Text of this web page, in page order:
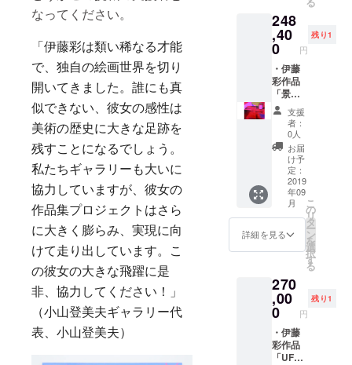
なってください。
「伊藤彩は類い稀なる才能
で、独自の絵画世界を切り
開いてきました。誰にも真
似できない、彼女の感性は
美術の歴史に大きな足跡を
残すことになるでしょう。
私たちギャラリーも大いに
協力していますが、彼女の
作品集プロジェクトはさら
に大きく膨らみ、実現に向
けて走り出しています。こ
の彼女の大きな飛躍に是
非、協力してください！」
（小山登美夫ギャラリー代
表、小山登美夫）
そのま
んまゼ
リーに
した、
自信を
もって
ご提供
できる
商品で
す。 ＊
みかん/
きよみ/
あまな
つ/はっ
さく/だ
いだい/
（各２
個）
の中で
あらゆ
る境界
線を越
えてい
きた
い。偶
然が必
然だと
して
も、好
奇心が
照らす
新しい
道を進
み続け
る。my
cerami
csはあ
なたの
になれ
る？
メッ
セージ
メール
と次回
の展覧
会を
メール
でご案
内いた
しま
す。
248
,40
0 円
残り1
・伊藤
彩作品
「景
色
Landsc
ape」
58cm×
70㎝,
2009,
oil and
pastel
canvas
・サイ
ン付き
作品集
彩から
のお礼
メッ
セージ
メール
と次回
の展覧
支援
者：
0人
お届
け予
定：
2019
年09
月
詳細を見る
こ
の
リ
タ
ー
ン
を
選
択
す
る
270
,00
0 円
残り1
・伊藤
彩作品
「UFO